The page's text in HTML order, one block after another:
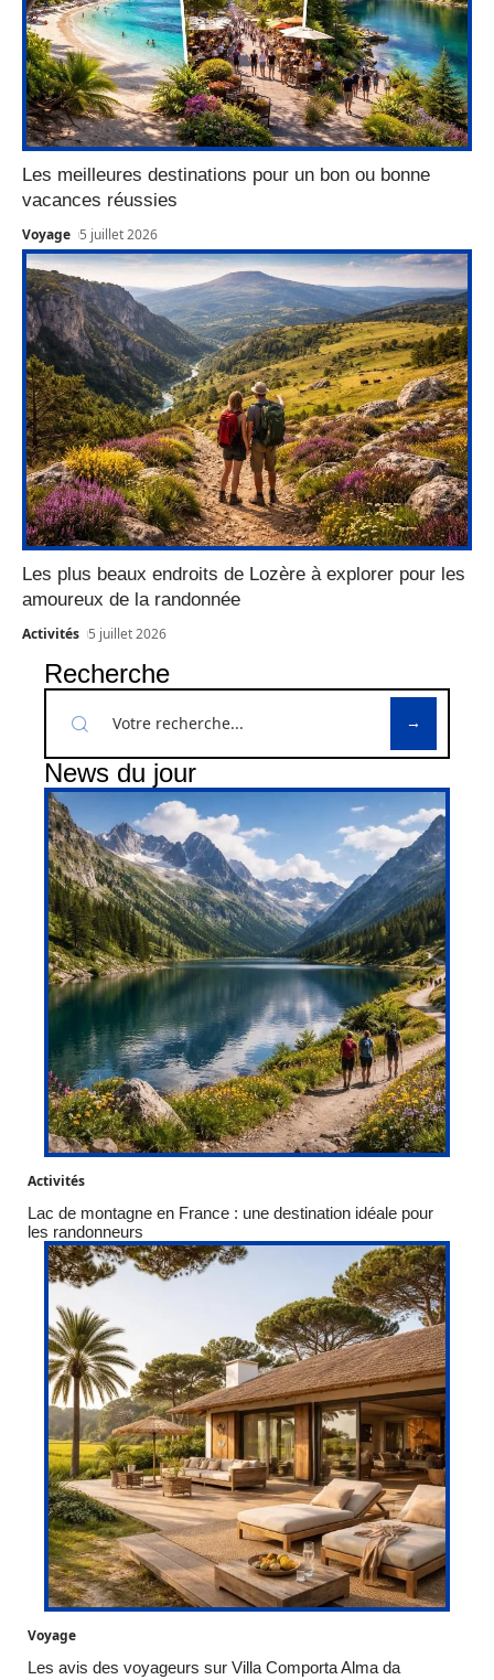
Les meilleures destinations pour un bon ou bonne
vacances réussies
Voyage 5 juillet 2026
Les plus beaux endroits de Lozère à explorer pour les
amoureux de la randonnée
Activités 5 juillet 2026
Recherche
News du jour
Activités
Lac de montagne en France : une destination idéale pour
les randonneurs
Voyage
Les avis des voyageurs sur Villa Comporta Alma da